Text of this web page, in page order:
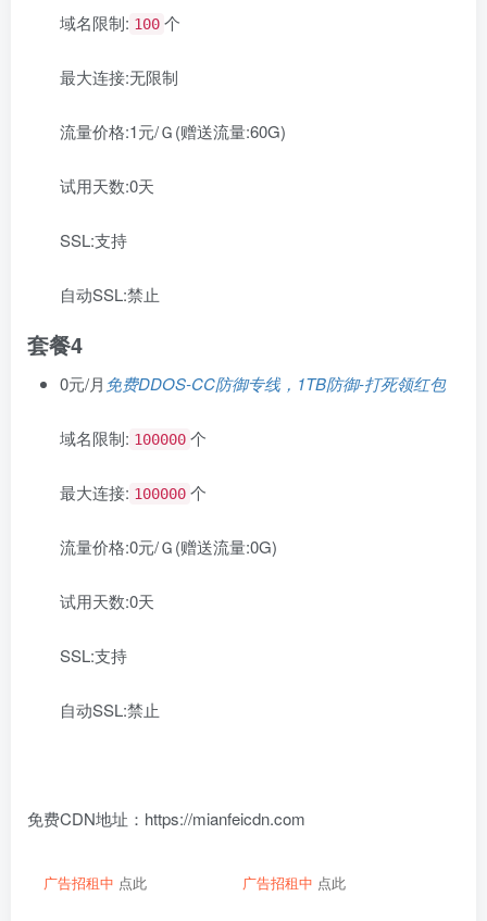
域名限制: 100 个
最大连接:无限制
流量价格:1元/Ｇ(赠送流量:60G)
试用天数:0天
SSL:支持
自动SSL:禁止
套餐4
0元/月 免费DDOS-CC防御专线，1TB防御-打死领红包
域名限制: 100000 个
最大连接: 100000 个
流量价格:0元/Ｇ(赠送流量:0G)
试用天数:0天
SSL:支持
自动SSL:禁止
免费CDN地址：https://mianfeicdn.com
广告招租中 点此 广告招租中 点此